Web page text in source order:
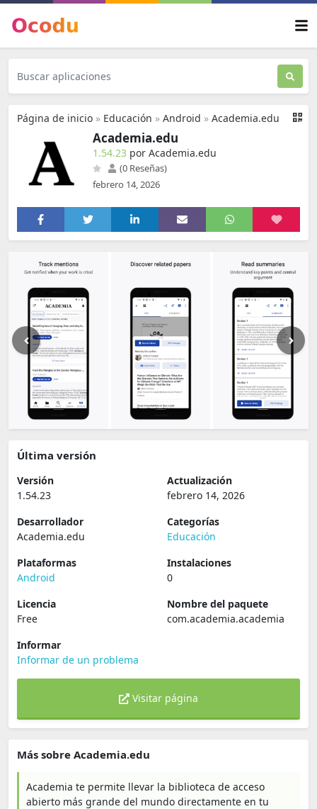
Página de inicio » Educación » Android » Academia.edu
Academia.edu
1.54.23 por Academia.edu
(0 Reseñas)
febrero 14, 2026
Última versión
Versión
1.54.23
Actualización
febrero 14, 2026
Desarrollador
Academia.edu
Categorías
Educación
Plataformas
Android
Instalaciones
0
Licencia
Free
Nombre del paquete
com.academia.academia
Informar
Informar de un problema
Visitar página
Más sobre Academia.edu
Academia te permite llevar la biblioteca de acceso
abierto más grande del mundo directamente en tu